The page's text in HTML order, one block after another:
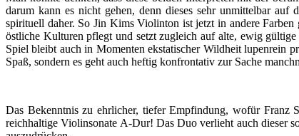
darum kann es nicht gehen, denn dieses sehr unmittelbar
spirituell daher. So Jin Kims Violinton ist jetzt in andere
östliche Kulturen pflegt und setzt zugleich auf alte, ewig
Spiel bleibt auch in Momenten ekstatischer Wildheit lupenrein
Spaß, sondern es geht auch heftig konfrontativ zur Sache
Das Bekenntnis zu ehrlicher, tiefer Empfindung, wofür Franz
reichhaltige Violinsonate A-Dur! Das Duo verlieht auch dieser